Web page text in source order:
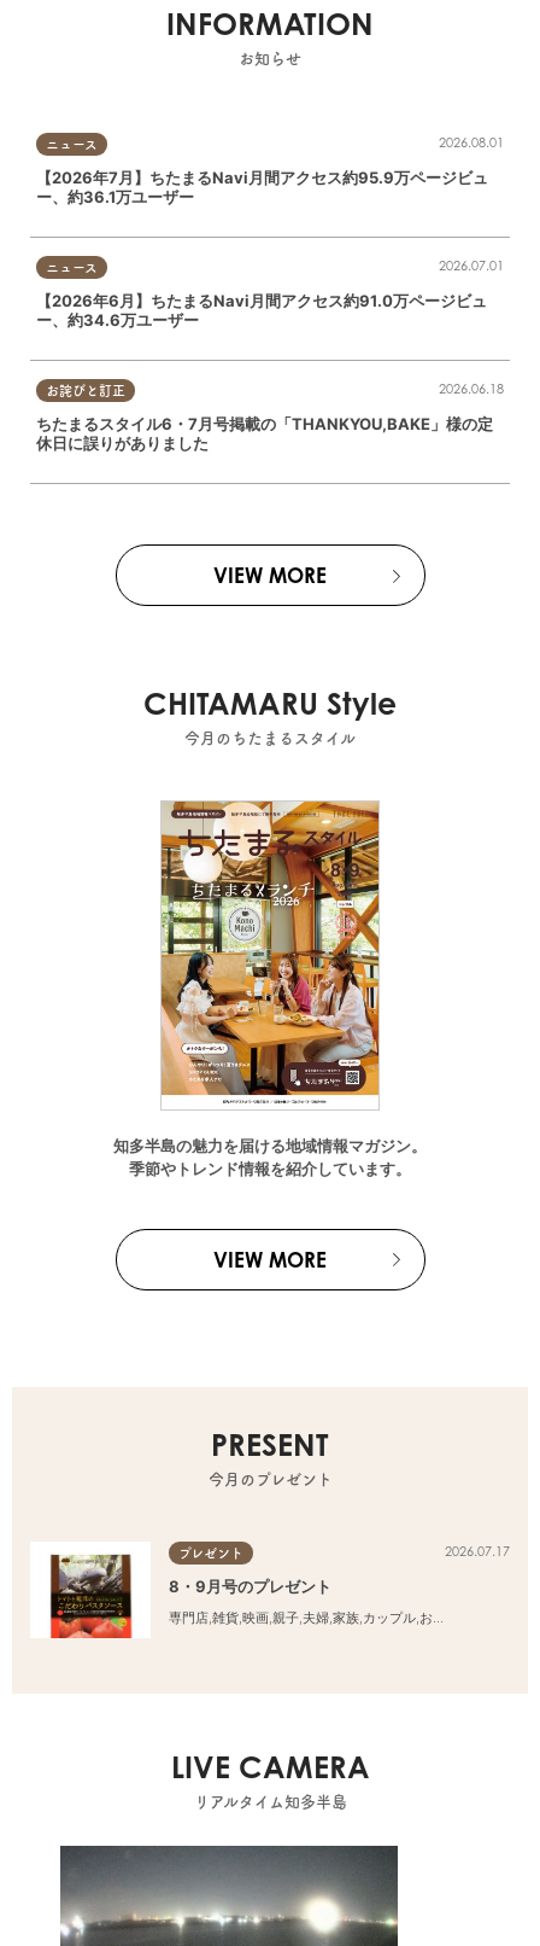
INFORMATION
お知らせ
ニュース 2026.08.01
【2026年7月】ちたまるNavi月間アクセス約95.9万ページビュ
ー、約36.1万ユーザー
ニュース 2026.07.01
【2026年6月】ちたまるNavi月間アクセス約91.0万ページビュ
ー、約34.6万ユーザー
お詫びと訂正 2026.06.18
ちたまるスタイル6・7月号掲載の「THANKYOU,BAKE」様の定
休日に誤りがありました
VIEW MORE
CHITAMARU Style
今月のちたまるスタイル
知多半島の魅力を届ける地域情報マガジン。
季節やトレンド情報を紹介しています。
VIEW MORE
PRESENT
今月のプレゼント
プレゼント 2026.07.17
8・9月号のプレゼント
専門店 雑貨 映画 親子 夫婦 家族 カップル おひとりさま
LIVE CAMERA
リアルタイム知多半島